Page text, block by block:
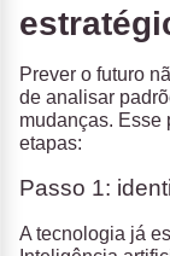
Prever o futuro
de analisar
mudanças. Esse
etapas:
Passo 1:
A tecnologia já